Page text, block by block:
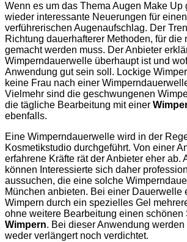
Wenn es um das Thema Augen Make Up
wieder interessante Neuerungen für
verführerischen Augenaufschlag. Der
Richtung dauerhafterer Methoden, für die
gemacht werden muss. Der Anbieter
Wimperndauerwelle überhaupt ist und
Anwendung gut sein soll. Lockige
keine Frau nach einer
Vielmehr sind die geschwungenen
die tägliche Bearbeitung mit einer
ebenfalls.
Eine Wimperndauerwelle wird in der
Kosmetikstudio durchgeführt. Von einer
erfahrene Kräfte rät der Anbieter eher ab.
können Interessierte sich daher
aussuchen, die eine solche
München anbieten. Bei einer Dauerwelle
Wimpern durch ein spezielles Gel
ohne weitere Bearbeitung einen schönen
Wimpern. Bei dieser Anwendung
weder verlängert noch verdichtet.